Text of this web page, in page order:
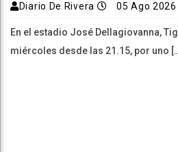
Diario De Rivera 05 Ago 2026
En el estadio José Dellagiovanna,
miércoles desde las 21.15, por uno